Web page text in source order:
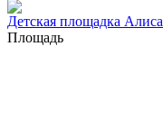
Детская площадка Алиса
Площадь